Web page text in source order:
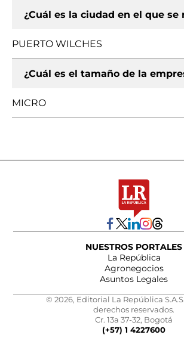
¿Cuál es la ciudad en el que se
PUERTO WILCHES
¿Cuál es el tamaño de la
MICRO
NUESTROS PORTALES
La República
Agronegocios
Asuntos Legales
© 2026, Editorial La República
derechos reservados.
Cr. 13a 37-32, Bogotá
(+57) 1 4227600